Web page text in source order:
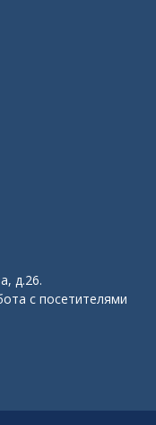
д.26.
с посетителями